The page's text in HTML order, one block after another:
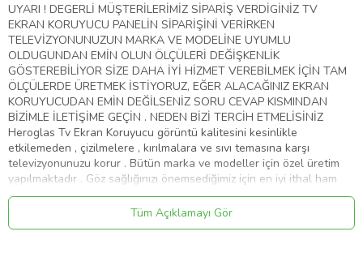
UYARI ! DEGERLİ MÜŞTERİLERİMİZ SİPARİŞ VERDİGİNİZ TV
EKRAN KORUYUCU PANELİN SİPARİŞİNİ VERİRKEN
TELEVİZYONUNUZUN MARKA VE MODELİNE UYUMLU
OLDUGUNDAN EMİN OLUN ÖLÇÜLERİ DEĞİŞKENLİK
GÖSTEREBİLİYOR SİZE DAHA İYİ HİZMET VEREBİLMEK İÇİN TAM
ÖLÇÜLERDE ÜRETMEK İSTİYORUZ, EĞER ALACAĞINIZ EKRAN
KORUYUCUDAN EMİN DEĞİLSENİZ SORU CEVAP KISMINDAN
BİZİMLE İLETİŞİME GEÇİN . NEDEN BİZİ TERCİH ETMELİSİNİZ
Heroglas Tv Ekran Koruyucu görüntü kalitesini kesinlikle
etkilemeden , çizilmelere , kırılmalara ve sıvı temasına karşı
televizyonunuzu korur . Bütün marka ve modeller için özel üretim
yapılmaktadır . Göz sağlığınızı önemsediğimiz için en iyi ithal ham
maddeyi kullanıyoruz .Ekranınızın yıllar sonra dahi ilk gün ki gibi
kalmasını sağlar Ürünlerimiz görüntü , solma ve sararma kaybına
karşı 10 yıl garanti kapsamındadır . Full HD 4K - 8K ve tüm TV' ler
Tüm Açıklamayı Gör